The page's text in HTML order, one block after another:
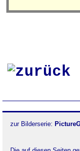
zur Bilderserie: